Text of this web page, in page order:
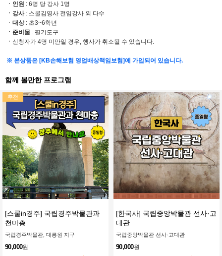
ㆍ인원 : 6명 당 강사 1명
ㆍ강사: 스쿨김영사 전임강사 외 다수
ㆍ대상: 초3~6학년
ㆍ준비물 : 필기도구
ㆍ신청자가 4명 미만일 경우, 행사가 취소될 수 있습니다.
※ 본상품은 [KB손해보험 영업배상책임보험]에 가입되어 있습니다.
함께 볼만한 프로그램
추천
[스쿨in경주] 국립경주박물관과
천마총
국립경주박물관, 대릉원 지구
90,000원
[한국사] 국립중앙박물관 선사·고
대관
국립중앙박물관 선사·고대관
90,000원